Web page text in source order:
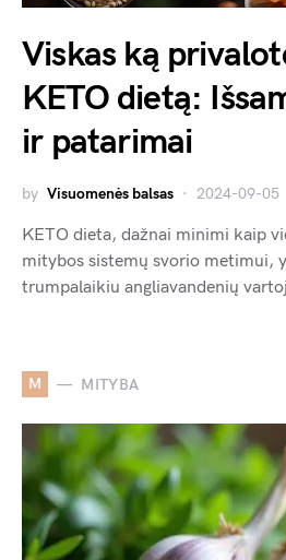
Viskas ką
KETO dietą:
ir patarimai
by Visuomenės balsas 2024-09-05
KETO dieta, dažnai minimi kaip
mitybos sistemų svorio metimui,
trumpalaikiu angliavandenių
M MITYBA